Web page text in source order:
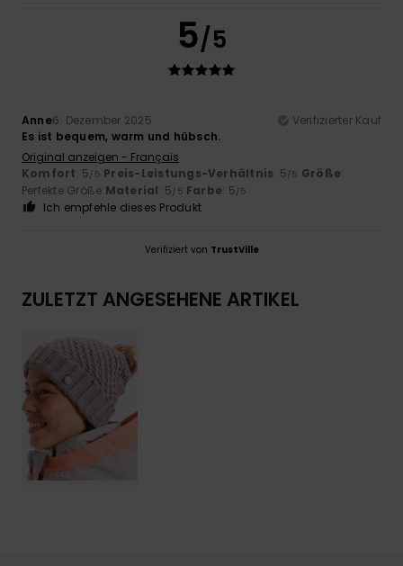
5/5
Anne6. Dezember 2025
Verifizierter Kauf
Es ist bequem, warm und hübsch.
Original anzeigen - Français
Komfort: 5/5 Preis-Leistungs-Verhältnis: 5/5 Größe:
Perfekte Größe Material: 5/5 Farbe: 5/5
Ich empfehle dieses Produkt
Verifiziert von TrustVille
ZULETZT ANGESEHENE ARTIKEL